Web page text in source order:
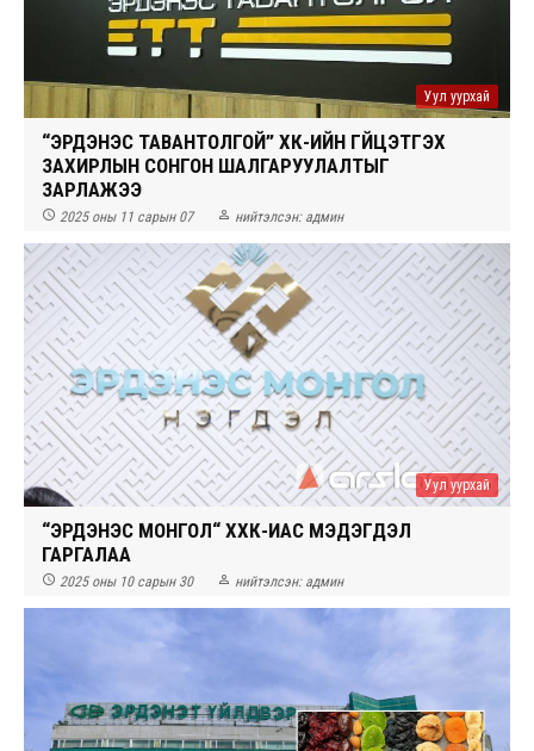
Уул уурхай
“ЭРДЭНЭС ТАВАНТОЛГОЙ” ХК-ИЙН ГҮЙЦЭТГЭХ
ЗАХИРЛЫН СОНГОН ШАЛГАРУУЛАЛТЫГ
ЗАРЛАЖЭЭ
 2025 оны 11 сарын 07  нийтэлсэн: админ
Уул уурхай
“ЭРДЭНЭС МОНГОЛ“ ХХК-ИАС МЭДЭГДЭЛ
ГАРГАЛАА
 2025 оны 10 сарын 30  нийтэлсэн: админ